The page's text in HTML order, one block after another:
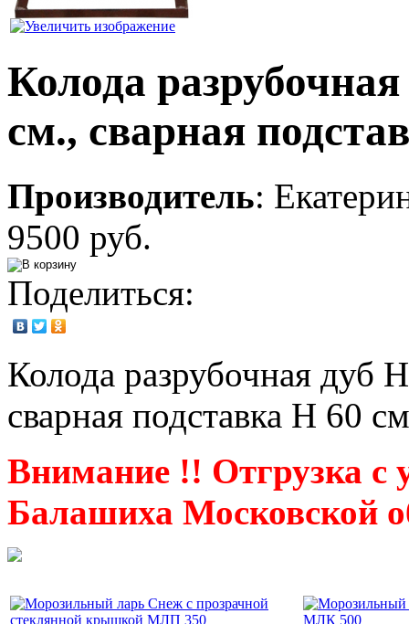
Колода
см., сварная
Производитель:
9500 руб.
Поделиться:
Колода разрубочная
сварная подставка Н 60
Внимание !! Отгрузка с
Балашиха Московской